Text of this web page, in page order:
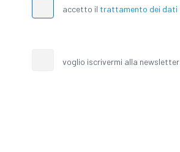
accetto il trattamento dei dati
voglio iscrivermi alla newsletter